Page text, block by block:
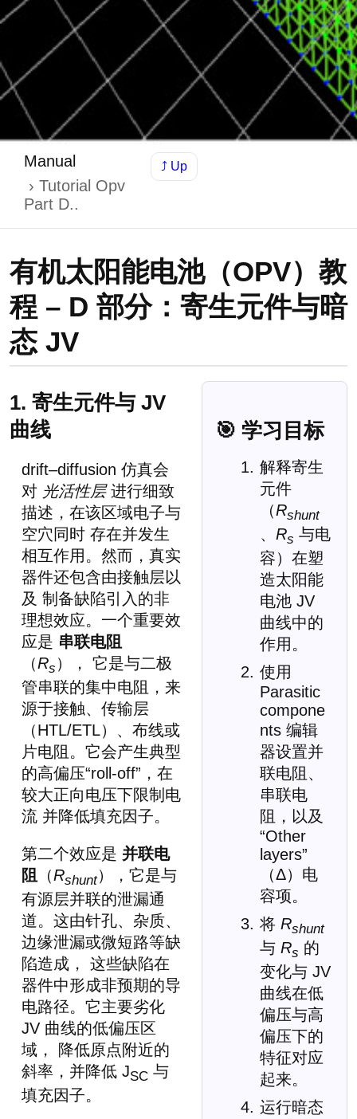
Manual
Tutorial Opv
Part D..
⤴ Up
有机太阳能电池（OPV）教
程 – D 部分：寄生元件与暗
态 JV
🎯 学习目标
解释寄生
元件
（Rshunt
、Rs 与电
容）在塑
造太阳能
电池 JV
曲线中的
作用。
使用
Parasitic
compone
nts 编辑
器设置并
联电阻、
串联电
阻，以及
“Other
layers”
（Δ）电
容项。
将Rshunt
与Rs 的
变化与 JV
曲线在低
偏压与高
偏压下的
特征对应
起来。
运行暗态
1. 寄生元件与 JV
曲线
drift–diffusion 仿真会
对 光活性层进行细致
描述，在该区域电子与
空穴同时 存在并发生
相互作用。然而，真实
器件还包含由接触层以
及 制备缺陷引入的非
理想效应。一个重要效
应是 串联电阻
（Rs ）， 它是与二极
管串联的集中电阻，来
源于接触、传输层
（HTL/ETL）、布线或
片电阻。它会产生典型
的高偏压“roll-off”，在
较大正向电压下限制电
流 并降低填充因子。
第二个效应是 并联电
阻
（Rshunt），它是与
有源层并联的泄漏通
道。这由针孔、杂质、
边缘泄漏或微短路等缺
陷造成， 这些缺陷在
器件中形成非预期的导
电路径。它主要劣化
JV 曲线的低偏压区
域， 降低原点附近的
斜率，并降低 JSC 与
填充因子。